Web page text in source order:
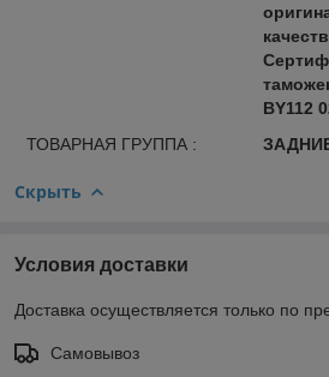
BY112
ТОВАРНАЯ ГРУППА :
Скрыть
Условия доставки
Доставка осуществляется только по
Самовывоз